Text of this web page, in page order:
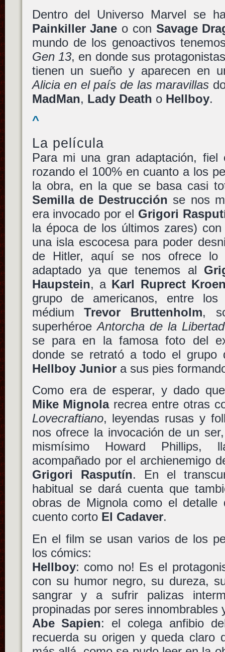
Dentro del Universo Marvel se
Painkiller Jane o con Savage
mundo de los genoactivos
Gen 13, en donde sus
tienen un sueño y aparecen en
Alicia en el país de las maravillas
MadMan, Lady Death o Hellboy.
^
La película
Para mi una gran adaptación,
rozando el 100% en cuanto a los
la obra, en la que se basa casi
Semilla de Destrucción se nos
era invocado por el Grigori
la época de los últimos zares)
una isla escocesa para poder
de Hitler, aquí se nos ofrece lo
adaptado ya que tenemos al
Haupstein, a Karl Ruprect
grupo de americanos, entre
médium Trevor Bruttenholm,
superhéroeAntorcha de la Libertad
se para en la famosa foto del
donde se retrató a todo el grupo
Hellboy Juniora sus pies
Como era de esperar, y dado
Mike Mignolarecrea entre otras
Lovecraftiano, leyendas rusas y
nos ofrece la invocación de un
mismísimo Howard Phillips,
acompañado por el archienemigo
Grigori Rasputín. En el
habitual se dará cuenta que
obras de Mignola como el detalle
cuento corto El Cadaver.
En el film se usan varios de los
los cómics:
Hellboy: como no! Es el
con su humor negro, su dureza,
sangrar y a sufrir palizas
propinadas por seres innombrables
Abe Sapien: el colega anfibio
recuerda su origen y queda claro